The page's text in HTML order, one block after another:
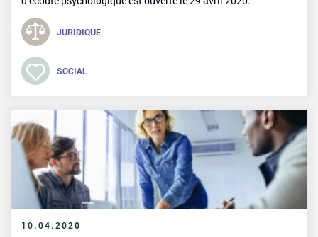
JURIDIQUE
SOCIAL
10.04.2020